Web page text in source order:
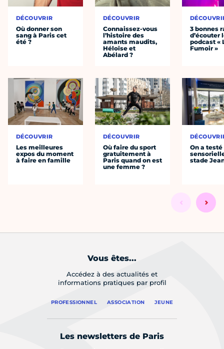
DÉCOUVRIR
Où donner son
sang à Paris cet
été ?
DÉCOUVRIR
Les meilleures
expos du moment
à faire en famille
DÉCOUVRIR
Connaissez-vous
l’histoire des
amants maudits,
Héloïse et
Abélard ?
DÉCOUVRIR
Où faire du sport
gratuitement à
Paris quand on est
une femme ?
3 bonnes
d’écouter
podcast «
Fumoir »
On a
stade
Vous êtes...
Accédez à des actualités et
informations pratiques par profil
PROFESSIONNEL ASSOCIATION JEUNE
Les newsletters de Paris